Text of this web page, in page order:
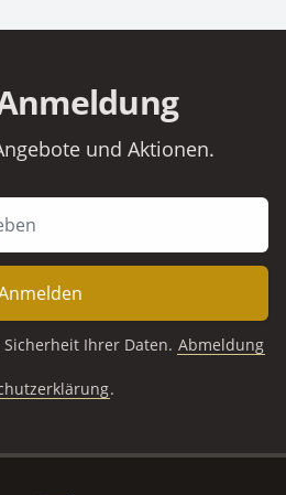
und Aktionen.
Ihrer Daten. Abmeldung
.